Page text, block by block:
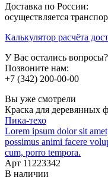
Доставка по России:
осуществляется
Калькулятор расчёта
У Вас остались вопросы?
Позвоните нам:
+7 (342) 200-00-00
Вы уже смотрели
Краска для деревянных
Пика-техо
Lorem ipsum dolor sit
possimus animi facere
cum, porro tempora.
Арт 11223342
В наличии